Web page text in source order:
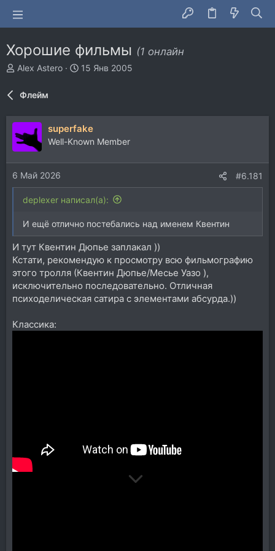
Хорошие фильмы (1 онлайн
А
р
т
е
Alex Astero
Д
н
а
15 Янв 2005
Флейм
superfake
Well-Known Member
6 Май 2026 #6.181
deplexer написал(а):
И ещё отлично постебались над именем Квентин
И тут Квентин Дюпье заплакал ))
Кстати, рекомендую к просмотру всю фильмографию
этого тролля (Квентин Дюпье/Месье Уазо ),
исключительно последовательно. Отличная
психоделическая сатира с элементами абсурда.))
Классика: